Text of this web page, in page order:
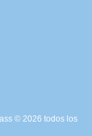
© 2026 todos los